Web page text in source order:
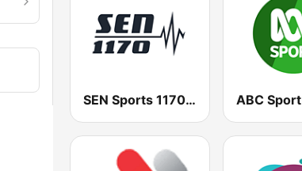
SEN Sports 1170 Sydney ABC Sport